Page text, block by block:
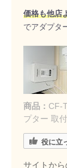
価格も他店
でアダプタ
商品： CF-
プター 取
役に立
サイトか